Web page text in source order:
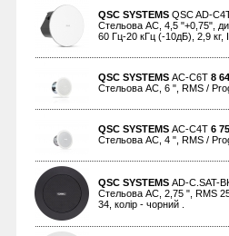
QSC SYSTEMS QSC AD-
Стельова АС, 4,5 "+0,75",
60 Гц-20 кГц (-10дБ), 2,9 кг,
QSC SYSTEMS AC-C6T 8
Стельова АС, 6 ", RMS /
QSC SYSTEMS AC-C4T 6
Стельова АС, 4 ", RMS /
QSC SYSTEMS AD-C.SAT-
Стельова АС, 2,75 ", RMS
34, колір - чорний .